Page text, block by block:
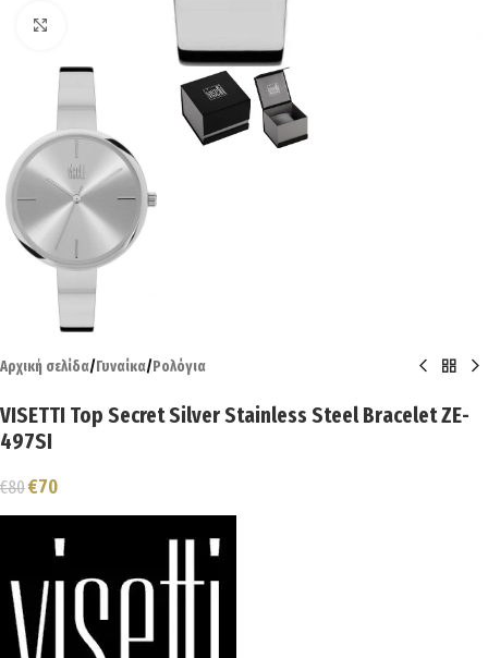
Αρχική σελίδα/Γυναίκα/Ρολόγια
VISETTI Top Secret Silver Stainless Steel Bracelet ZE-
497SI
€80€70